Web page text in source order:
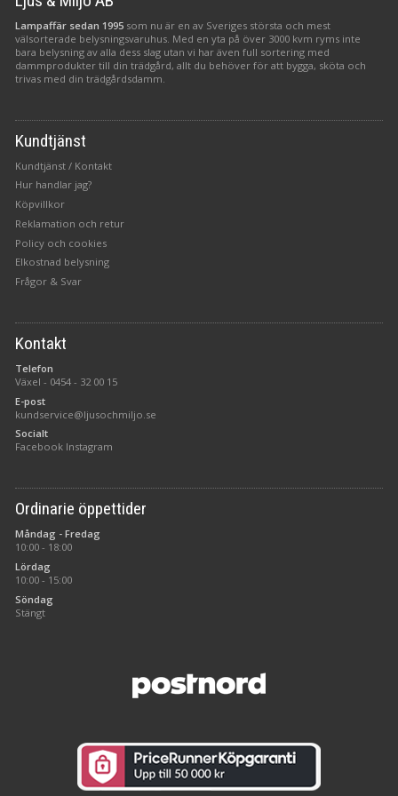
Lampaffär sedan 1995 som nu är en av Sveriges största och mest
välsorterade belysningsvaruhus. Med en yta på över 3000 kvm ryms inte
bara belysning av alla dess slag utan vi har även full sortering med
dammprodukter till din trädgård, allt du behöver för att bygga, sköta och
trivas med din trädgårdsdamm.
Kundtjänst
Kundtjänst / Kontakt
Hur handlar jag?
Köpvillkor
Reklamation och retur
Policy och cookies
Elkostnad belysning
Frågor & Svar
Kontakt
Telefon
Växel - 0454 - 32 00 15
E-post
kundservice@ljusochmiljo.se
Socialt
Facebook Instagram
Ordinarie öppettider
Måndag - Fredag
10:00 - 18:00
Lördag
10:00 - 15:00
Söndag
Stängt